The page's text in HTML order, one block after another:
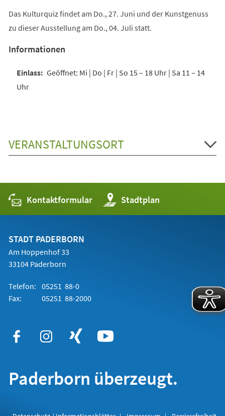
Das Kulturquiz findet am Do., 27. Juni und der Kunstgenuss
zu dieser Ausstellung am Do., 04. Juli statt.
Informationen
Geöffnet: Mi | Do | Fr | So 15 – 18 Uhr | Sa 11 – 14
Uhr
VERANSTALTUNGSORT
Kontaktformular Stadtplan
(Öffnet
in
einem
STADT PADERBORN
Am Hoppenhof 33
33104 Paderborn
Telefon: 05251 88-0
Fax:
05251 88-2000
Paderborn überzeugt.